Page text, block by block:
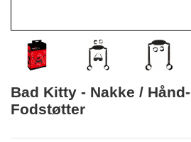
Bad Kitty - Nakke / Hånd-
Fodstøtter